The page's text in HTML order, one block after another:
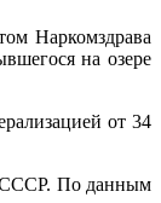
Наркомздрава
на озере
от 34
СССР. По данным